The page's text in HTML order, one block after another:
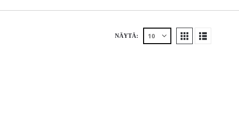
NÄYTÄ: